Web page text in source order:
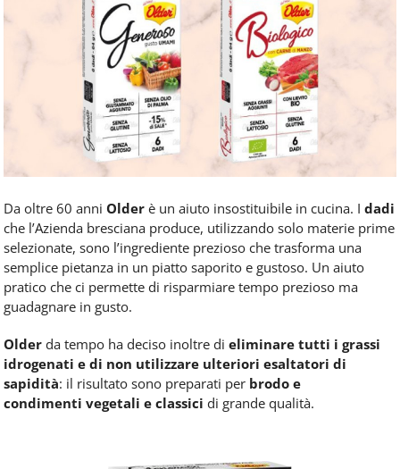
comparto
Da oltre 60 anni Older è un aiuto insostituibile in cucina. I dadi
che l’Azienda bresciana produce, utilizzando solo materie prime
selezionate, sono l’ingrediente prezioso che trasforma una
semplice pietanza in un piatto saporito e gustoso. Un aiuto
pratico che ci permette di risparmiare tempo prezioso ma
guadagnare in gusto.
Older da tempo ha deciso inoltre di eliminare tutti i grassi
idrogenati e di non utilizzare ulteriori esaltatori di
sapidità: il risultato sono preparati per brodo e
condimenti vegetali e classici di grande qualità.